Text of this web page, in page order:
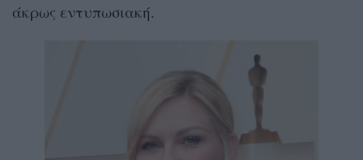
άκρως εντυπωσιακή.